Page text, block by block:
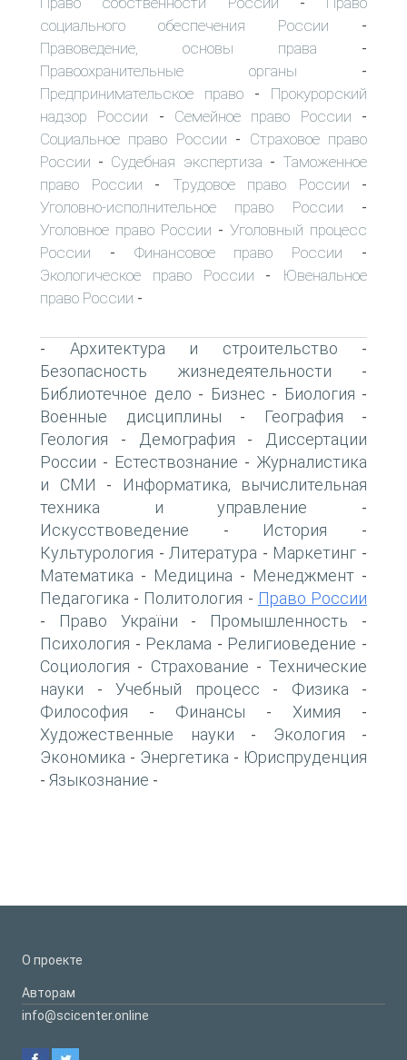
социального обеспечения России -
Правоведение, основы права -
Правоохранительные органы -
Предпринимательское право - Прокурорский
надзор России - Семейное право России -
Социальное право России - Страховое право
России - Судебная экспертиза - Таможенное
право России - Трудовое право России -
Уголовно-исполнительное право России -
Уголовное право России - Уголовный процесс
России - Финансовое право России -
Экологическое право России -
Ювенальное
право России -
- Архитектура и строительство -
Безопасность жизнедеятельности -
Библиотечное дело - Бизнес - Биология -
Военные дисциплины - География -
Геология - Демография -
Диссертации
России - Естествознание - Журналистика
и СМИ -
Информатика, вычислительная
техника и управление -
Искусствоведение - История -
Культурология - Литература - Маркетинг -
Математика - Медицина - Менеджмент -
Педагогика - Политология - Право России
- Право України - Промышленность -
Психология - Реклама - Религиоведение -
Социология - Страхование - Технические
науки - Учебный процесс - Физика -
Философия - Финансы - Химия -
Художественные науки - Экология -
Экономика - Энергетика - Юриспруденция
- Языкознание -
О проекте
Авторам
info@scicenter.online